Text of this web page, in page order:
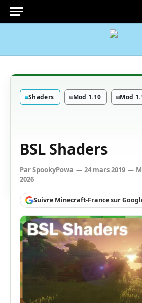
Shaders Mod 1.10 Mod
BSL Shaders
ParSpookyPowa 24 mars 2019
2026
Suivre Minecraft-France sur